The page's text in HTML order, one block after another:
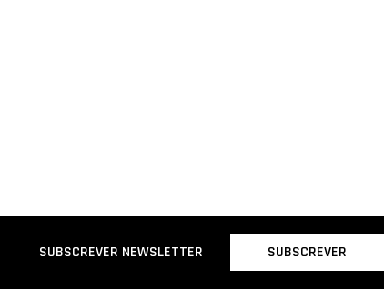
SUBSCREVER NEWSLETTER SUBSCREVER